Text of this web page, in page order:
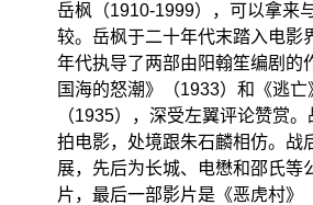
岳枫（1910-1999），可以拿来
较。岳枫于二十年代末踏入电影
年代执导了两部由阳翰笙编剧的
国海的怒潮》（1933）和《逃亡
（1935），深受左翼评论赞赏。
拍电影，处境跟朱石麟相仿。战
展，先后为长城、电懋和邵氏等
片，最后一部影片是《恶虎村》